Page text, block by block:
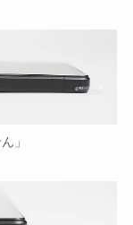
」